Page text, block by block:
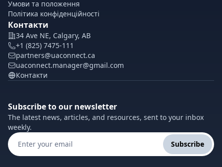
Умови та положення
Політика конфіденційності
Контакти
34 Ave NE, Calgary, AB
+1 (825) 7475-111
partners@uaconnect.ca
uaconnect.manager@gmail.com
Контакти
Subscribe to our newsletter
The latest news, articles, and resources, sent to your inbox
weekly.
Subscribe